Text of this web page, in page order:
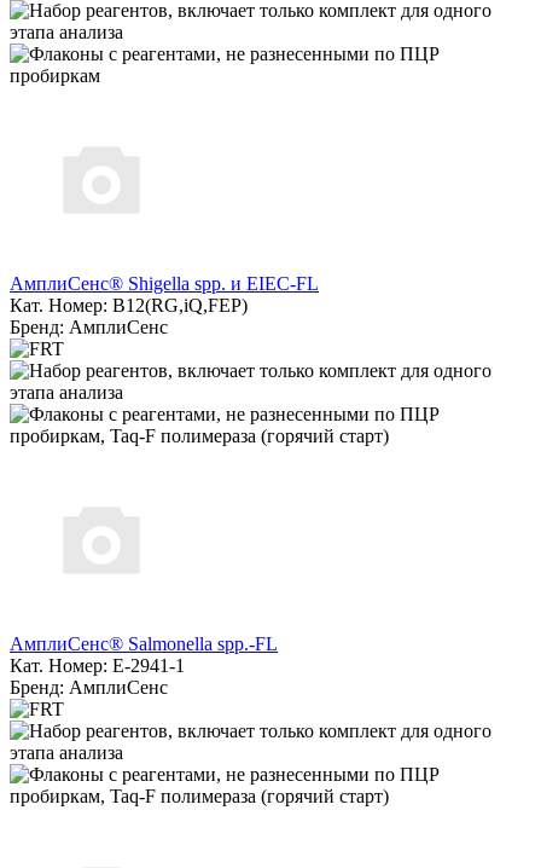
АмплиСенс® Shigella spp. и EIEC-FL
Кат. Номер: B12(RG,iQ,FEP)
Бренд: АмплиСенс
АмплиСенс® Salmonella spp.-FL
Кат. Номер: E-2941-1
Бренд: АмплиСенс